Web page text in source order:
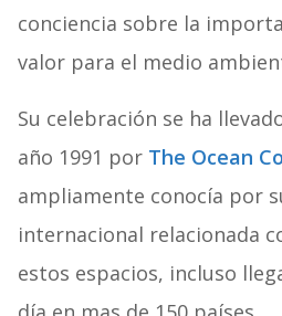
conciencia sobre la
valor para el medio
Su celebración se ha
año 1991 por The Ocean
ampliamente conocía por
internacional relacionada
estos espacios, incluso